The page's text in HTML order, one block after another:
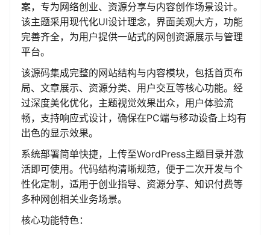
案，专为网络创业、资源分享与内容创作场景设计。
该主题采用现代化UI设计理念，界面美观大方，功能
完善齐全，为用户提供一站式的网创资源展示与管理
平台。
该源码集成完整的网站结构与内容模块，包括首页布
局、文章展示、资源分类、用户交互等核心功能。经
过深度美化优化，主题视觉效果出众，用户体验流
畅，支持响应式设计，确保在PC端与移动设备上均有
出色的显示效果。
系统部署简单快捷，上传至WordPress主题目录并激
活即可使用。代码结构清晰规范，便于二次开发与个
性化定制，适用于创业指导、资源分享、知识付费等
多种网创相关业务场景。
核心功能特色：